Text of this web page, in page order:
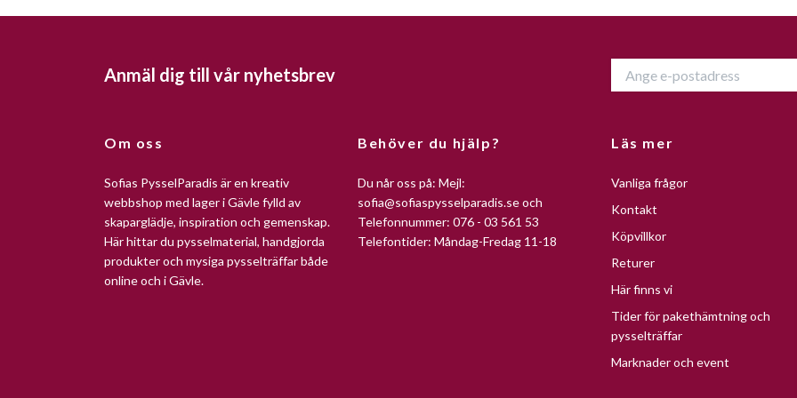
Anmäl dig till vår nyhetsbrev
Om oss
Sofias PysselParadis är en kreativ
webbshop med lager i Gävle fylld av
skaparglädje, inspiration och gemenskap.
Här hittar du pysselmaterial, handgjorda
produkter och mysiga pysselträffar både
online och i Gävle.
Behöver du hjälp?
Du når oss på: Mejl:
sofia@sofiaspysselparadis.seoch
Telefonnummer: 076 - 03 561 53
Telefontider: Måndag-Fredag 11-18
Läs mer
Vanliga frågor
Kontakt
Köpvillkor
Returer
Här finns vi
Tider för pakethämtning och
pysselträffar
Marknader och event